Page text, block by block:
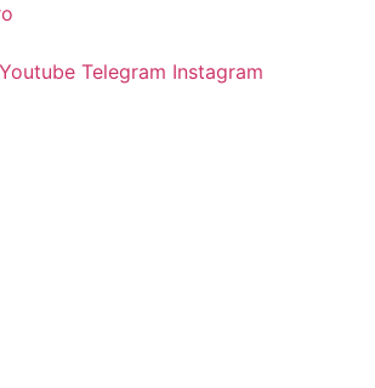
Youtube Telegram Instagram